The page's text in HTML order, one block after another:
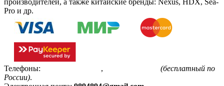
производителей, а также китайские бренды: Nexus, HDX, Sea-
Pro и др.
Телефоны: ,
(бесплатный по
России).